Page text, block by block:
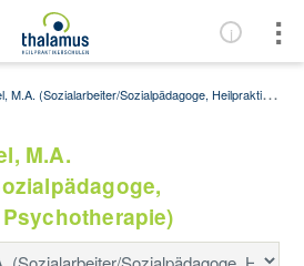
(Sozialarbeiter/Sozialpädagoge, Heilpraktiker für Psychotherapie)
M.A.